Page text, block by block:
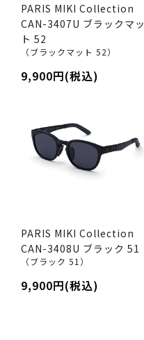
PARIS MIKI Collection
CAN-3407U ブラックマッ
ト 52
（ブラックマット 52）
9,900円(税込)
PARIS MIKI Collection
CAN-3408U ブラック 51
（ブラック 51）
9,900円(税込)